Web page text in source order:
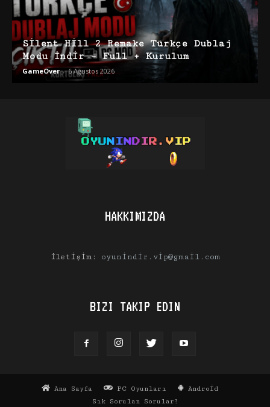
Silent Hill 2 Remake Türkçe Dublaj
Modu İndir – Full + Kurulum
GameOver - 6 Ağustos 2026
HAKKIMIZDA
İletişim: oyunindir.vip@gmail.com
BIZI TAKIP EDIN
Ana Sayfa PC Oyunları
Android
Sık Sorulan Sorular?